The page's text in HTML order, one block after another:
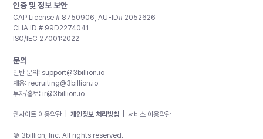
인증 및 정보 보안
CAP License # 8750906, AU-ID# 2052626
CLIA ID # 99D2274041
ISO/IEC 27001:2022
문의
일반 문의: support@3billion.io
채용: recruiting@3billion.io
투자/홍보: ir@3billion.io
웹사이트 이용약관 개인정보 처리방침 서비스 이용약관
© 3billion, Inc. All rights reserved.